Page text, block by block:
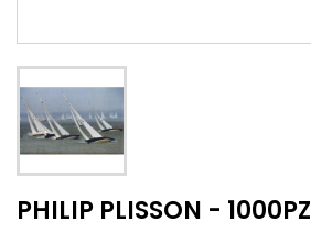
PHILIP PLISSON - 1000PZ